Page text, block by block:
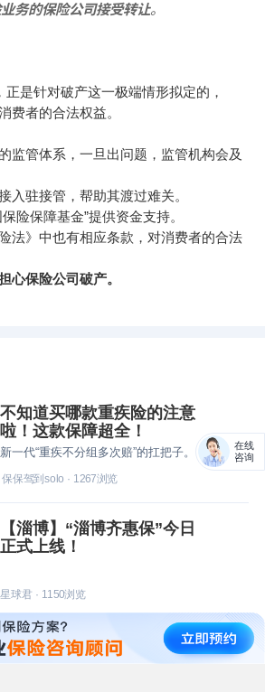
务的保险公司接受转让。
正是针对破产这一极端情形拟定的，
费者的合法权益。
监管体系，一旦出问题，监管机构会及
入驻接管，帮助其渡过难关。
险保障基金”提供资金支持。
法》中也有相应条款，对消费者的合法
心保险公司破产。
不知道买哪款重疾险的注意
啦！这款保障超全！
新一代“重疾不分组多次赔”的扛把子。
保保驾到solo · 1267浏览
【淄博】“淄博齐惠保”今日
正式上线！
星球君· 1150浏览
支付宝上买保险，和直接去
保险公司买保险有什么区
在线
咨询